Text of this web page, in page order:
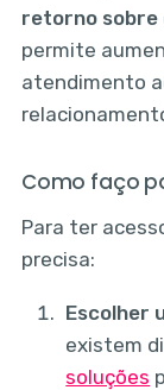
retorno sobre
permite
atendimento
Como faço
Para ter
precisa:
Escolher
existem
soluções